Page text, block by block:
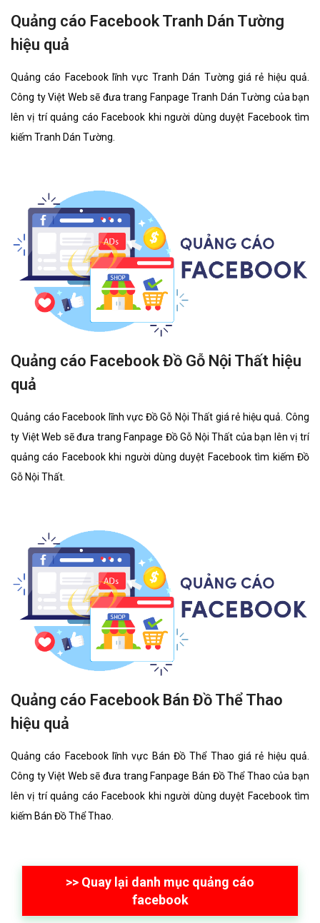
Quảng cáo Facebook Tranh Dán Tường
hiệu quả
Quảng cáo Facebook lĩnh vực Tranh Dán Tường giá rẻ hiệu quả.
Công ty Việt Web sẽ đưa trang Fanpage Tranh Dán Tường của bạn
lên vị trí quảng cáo Facebook khi người dùng duyệt Facebook tìm
kiếm Tranh Dán Tường.
Quảng cáo Facebook Đồ Gỗ Nội Thất hiệu
quả
Quảng cáo Facebook lĩnh vực Đồ Gỗ Nội Thất giá rẻ hiệu quả. Công
ty Việt Web sẽ đưa trang Fanpage Đồ Gỗ Nội Thất của bạn lên vị trí
quảng cáo Facebook khi người dùng duyệt Facebook tìm kiếm Đồ
Gỗ Nội Thất.
Quảng cáo Facebook Bán Đồ Thể Thao
hiệu quả
Quảng cáo Facebook lĩnh vực Bán Đồ Thể Thao giá rẻ hiệu quả.
Công ty Việt Web sẽ đưa trang Fanpage Bán Đồ Thể Thao của bạn
lên vị trí quảng cáo Facebook khi người dùng duyệt Facebook tìm
kiếm Bán Đồ Thể Thao.
>> Quay lại danh mục quảng cáo
facebook